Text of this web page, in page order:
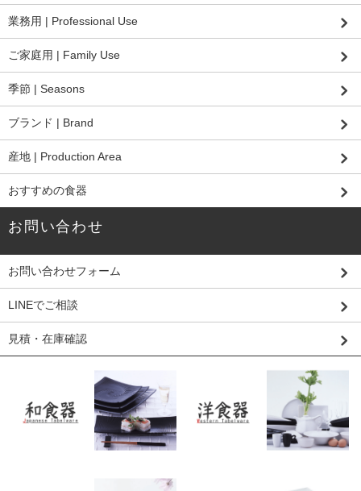
業務用 | Professional Use
ご家庭用 | Family Use
季節 | Seasons
ブランド | Brand
産地 | Production Area
おすすめの食器
お問い合わせ
お問い合わせフォーム
LINEでご相談
見積・在庫確認